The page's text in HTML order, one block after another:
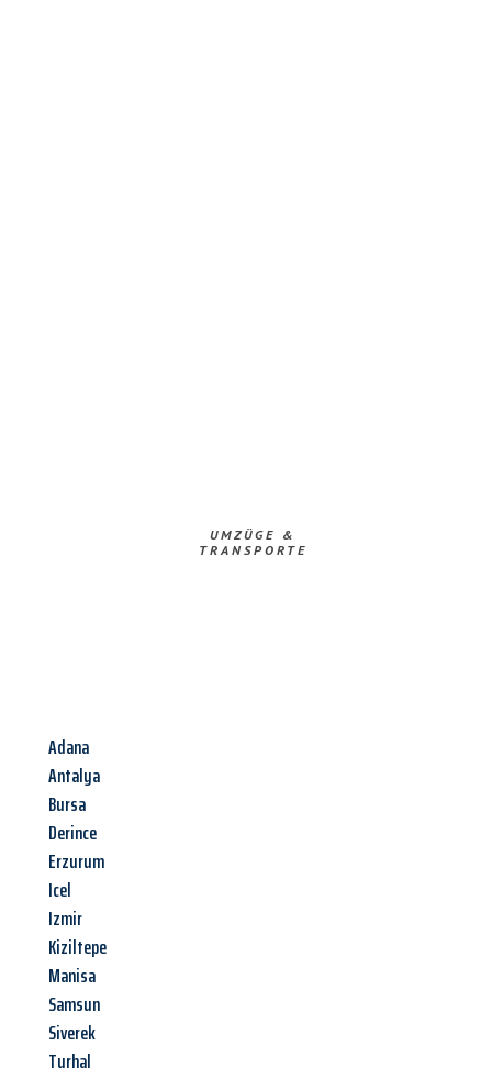
UMZÜGE &
TRANSPORTE
Adana
Antalya
Bursa
Derince
Erzurum
Icel
Izmir
Kiziltepe
Manisa
Samsun
Siverek
Turhal